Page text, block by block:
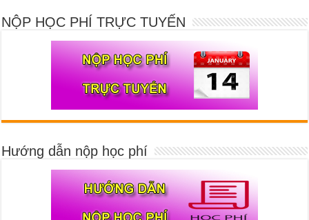
NỘP HỌC PHÍ TRỰC TUYẾN
Hướng dẫn nộp học phí